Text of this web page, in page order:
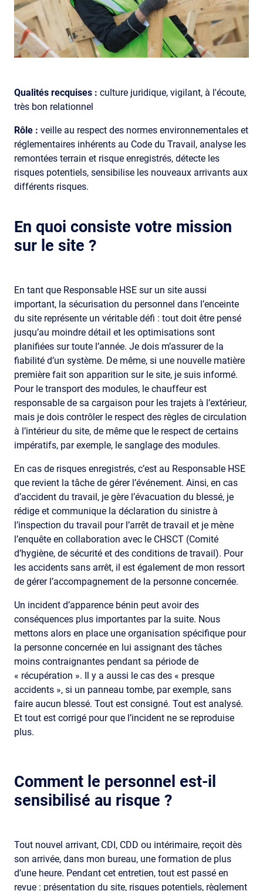
Qualités recquises : culture juridique, vigilant, à l'écoute,
très bon relationnel
Rôle : veille au respect des normes environnementales et
réglementaires inhérents au Code du Travail, analyse les
remontées terrain et risque enregistrés, détecte les
risques potentiels, sensibilise les nouveaux arrivants aux
différents risques.
En quoi consiste votre mission
sur le site ?
En tant que Responsable HSE sur un site aussi
important, la sécurisation du personnel dans l’enceinte
du site représente un véritable défi : tout doit être pensé
jusqu’au moindre détail et les optimisations sont
planifiées sur toute l’année. Je dois m’assurer de la
fiabilité d’un système. De même, si une nouvelle matière
première fait son apparition sur le site, je suis informé.
Pour le transport des modules, le chauffeur est
responsable de sa cargaison pour les trajets à l’extérieur,
mais je dois contrôler le respect des règles de circulation
à l’intérieur du site, de même que le respect de certains
impératifs, par exemple, le sanglage des modules.
En cas de risques enregistrés, c’est au Responsable HSE
que revient la tâche de gérer l’événement. Ainsi, en cas
d’accident du travail, je gère l’évacuation du blessé, je
rédige et communique la déclaration du sinistre à
l’inspection du travail pour l’arrêt de travail et je mène
l’enquête en collaboration avec le CHSCT (Comité
d’hygiène, de sécurité et des conditions de travail). Pour
les accidents sans arrêt, il est également de mon ressort
de gérer l’accompagnement de la personne concernée.
Un incident d’apparence bénin peut avoir des
conséquences plus importantes par la suite. Nous
mettons alors en place une organisation spécifique pour
la personne concernée en lui assignant des tâches
moins contraignantes pendant sa période de
« récupération ». Il y a aussi le cas des « presque
accidents », si un panneau tombe, par exemple, sans
faire aucun blessé. Tout est consigné. Tout est analysé.
Et tout est corrigé pour que l’incident ne se reproduise
plus.
Comment le personnel est-il
sensibilisé au risque ?
Tout nouvel arrivant, CDI, CDD ou intérimaire, reçoit dès
son arrivée, dans mon bureau, une formation de plus
d’une heure. Pendant cet entretien, tout est passé en
revue : présentation du site, risques potentiels, règlement